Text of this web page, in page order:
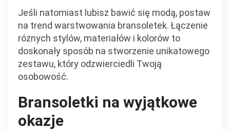
Jeśli natomiast lubisz bawić się modą, postaw
na trend warstwowania bransoletek. Łączenie
różnych stylów, materiałów i kolorów to
doskonały sposób na stworzenie unikatowego
zestawu, który odzwierciedli Twoją
osobowość.
Bransoletki na wyjątkowe
okazje